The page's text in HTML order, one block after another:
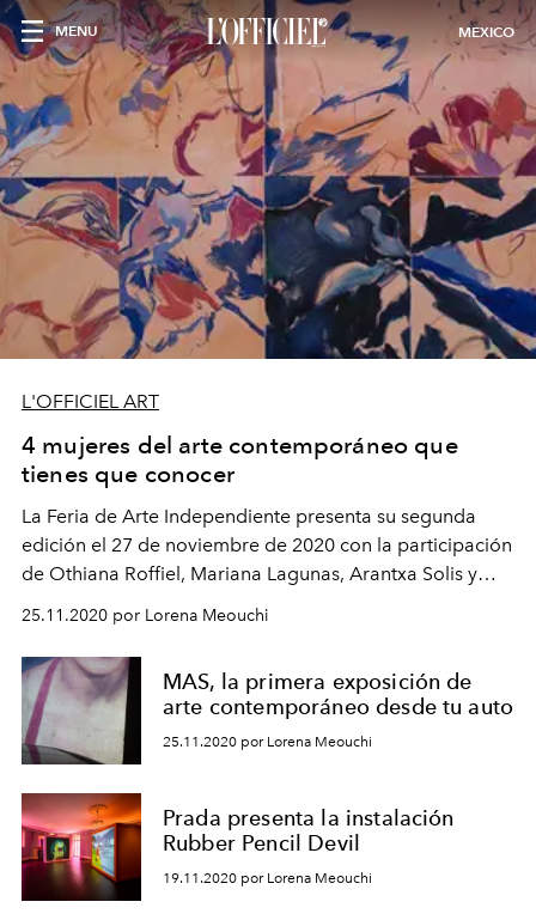
MENU MEXICO
L'OFFICIEL ART
4 mujeres del arte contemporáneo que
tienes que conocer
La Feria de Arte Independiente presenta su segunda
edición el 27 de noviembre de 2020 con la participación
de Othiana Roffiel, Mariana Lagunas, Arantxa Solis y
Andrea Romero, cuya obra pictórica no te puedes
25.11.2020 por Lorena Meouchi
MAS, la primera exposición de
arte contemporáneo desde tu auto
25.11.2020 por Lorena Meouchi
Prada presenta la instalación
Rubber Pencil Devil
19.11.2020 por Lorena Meouchi